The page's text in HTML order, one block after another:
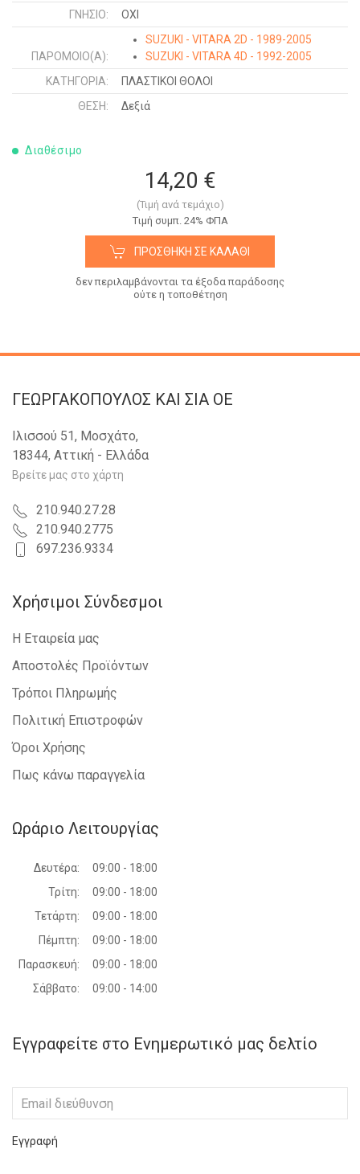
ΓΝΉΣΙΟ:
ΟΧΙ
ΠΑΡΌΜΟΙΟ(Α):
SUZUKI - VITARA 2D - 1989-2005
SUZUKI - VITARA 4D - 1992-2005
ΚΑΤΗΓΟΡΊΑ:
ΠΛΑΣΤΙΚΟΙ ΘΟΛΟΙ
ΘΈΣΗ:
Δεξιά
Διαθέσιμο
14,20 €
(Τιμή ανά τεμάχιο)
Tιμή συμπ. 24% ΦΠΑ
ΠΡΟΣΘΉΚΗ ΣΕ ΚΑΛΆΘΙ
δεν περιλαμβάνονται τα έξοδα παράδοσης
ούτε η τοποθέτηση
ΓΕΩΡΓΑΚΟΠΟΥΛΟΣ KAI ΣΙΑ OE
Ιλισσού 51, Μοσχάτο,
18344, Αττική - Ελλάδα
Βρείτε μας στο χάρτη
210.940.27.28
210.940.2775
697.236.9334
Χρήσιμοι Σύνδεσμοι
Η Εταιρεία μας
Αποστολές Προϊόντων
Τρόποι Πληρωμής
Πολιτική Επιστροφών
Όροι Χρήσης
Πως κάνω παραγγελία
Ωράριο Λειτουργίας
Δευτέρα:
09:00 - 18:00
Τρίτη:
09:00 - 18:00
Τετάρτη:
09:00 - 18:00
Πέμπτη:
09:00 - 18:00
Παρασκευή:
09:00 - 18:00
Σάββατο:
09:00 - 14:00
Εγγραφείτε στο Ενημερωτικό μας δελτίο
Εγγραφή